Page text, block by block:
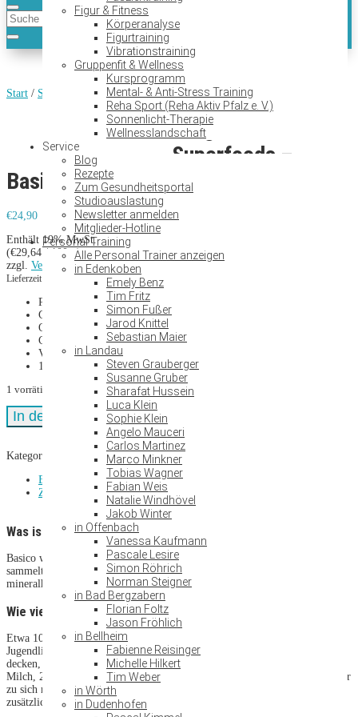
Figur & Fitness
Körperanalyse
Figurtraining
Vibrationstraining
Gruppenfit & Wellness
Kursprogramm
Mental- & Anti-Stress Training
Reha Sport (Reha Aktiv Pfalz e. V.)
Sonnenlicht-Therapie
Wellnesslandschaft
Service
Blog
Rezepte
Zum Gesundheitsportal
Studioauslastung
Newsletter anmelden
Mitglieder-Hotline
Personal Training
Alle Personal Trainer anzeigen
in Edenkoben
Emely Benz
Tim Fritz
Simon Fußer
Jarod Knittel
Sebastian Maier
in Landau
Steven Grauberger
Susanne Gruber
Sharafat Hussein
Luca Klein
Sophie Klein
Angelo Mauceri
Carlos Martinez
Marco Minkner
Tobias Wagner
Fabian Weis
Natalie Windhövel
Jakob Winter
in Offenbach
Vanessa Kaufmann
Pascale Lesire
Simon Röhrich
Norman Steigner
in Bad Bergzabern
Florian Foltz
Jason Fröhlich
in Bellheim
Fabienne Reisinger
Michelle Hilkert
Tim Weber
in Wörth
in Dudenhofen
Start / Superfoods / Jungbrunnen Superfoods – Basico (Calcium)
Jungbrunnen
Superfoods –
Basico (Calcium)
€24,90
Enthält 19% MwSt.
(€29,64 / 100 g)
zzgl. Versand
Lieferzeit: sofort lieferbar
Premium-Qualität – Hergestellt in Deutschland
Gluten- und zuckerfrei
Ohne Zusatzstoffe
Calcium trägt zu einem normalen Energiestoffwechsel bei
Von holistischen Ernährungsexperten empfohlen
100 Kapseln
1 vorrätig
Jungbrunnen
Superfoods
Basico
(Calcium)
Menge
In den Warenkorb
Kategorie:
Superfoods
Beschreibung
Zusätzliche Informationen
Was ist Basico?
Basico wird sehr umweltschonend gewonnen. Vor der Küste Islands
sammelt die Rotalge Mineralstoffe, wie beispielsweise Calcium, aus dem
mineralhaltigen Meerwasser und macht sie deshalb so wertvoll.
Wie viel Calcium benötigt der Körper?
Etwa 1000 mg Calcium benötigt ein Erwachsener pro Tag. Kinder,
Jugendliche oder Schwangere sogar noch mehr. Um diesen Bedarf zu
decken, sollte man täglich 2 Scheiben Käse, 1 Becher Joghurt, 1 Glas
Milch, 200g Brokkoli und einen halben Liter calciumhaltiges Mineralwasser
zu sich nehmen. Da die wenigsten diese Mengen zu sich nehmen, ist eine
zusätzliche Einnahme von Calcium oftmals sinnvoll.